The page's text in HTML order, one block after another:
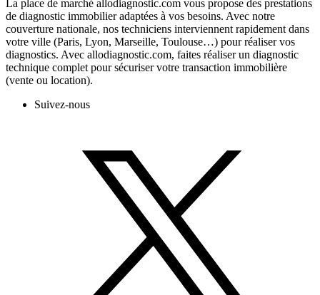
La place de marché allodiagnostic.com vous propose des prestations
de diagnostic immobilier adaptées à vos besoins. Avec notre
couverture nationale, nos techniciens interviennent rapidement dans
votre ville (Paris, Lyon, Marseille, Toulouse…) pour réaliser vos
diagnostics. Avec allodiagnostic.com, faites réaliser un diagnostic
technique complet pour sécuriser votre transaction immobilière
(vente ou location).
Suivez-nous